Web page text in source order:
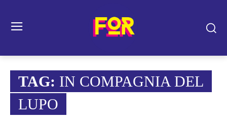
TAG: IN COMPAGNIA DEL
LUPO